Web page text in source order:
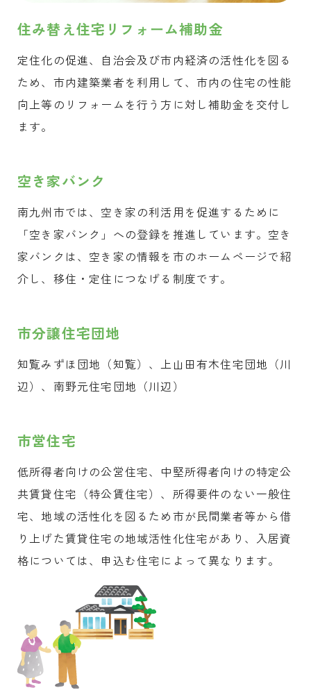
住み替え住宅リフォーム補助金
定住化の促進、自治会及び市内経済の活性化を図る
ため、市内建築業者を利用して、市内の住宅の性能
向上等のリフォームを行う方に対し補助金を交付し
ます。
空き家バンク
南九州市では、空き家の利活用を促進するために
「空き家バンク」への登録を推進しています。空き
家バンクは、空き家の情報を市のホームページで紹
介し、移住・定住につなげる制度です。
市分譲住宅団地
知覧みずほ団地（知覧）、上山田有木住宅団地（川
辺）、南野元住宅団地（川辺）
市営住宅
低所得者向けの公営住宅、中堅所得者向けの特定公
共賃貸住宅（特公賃住宅）、所得要件のない一般住
宅、地域の活性化を図るため市が民間業者等から借
り上げた賃貸住宅の地域活性化住宅があり、入居資
格については、申込む住宅によって異なります。